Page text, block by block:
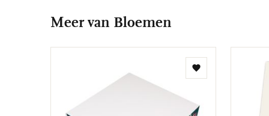
Meer van Bloemen
Toevoegen